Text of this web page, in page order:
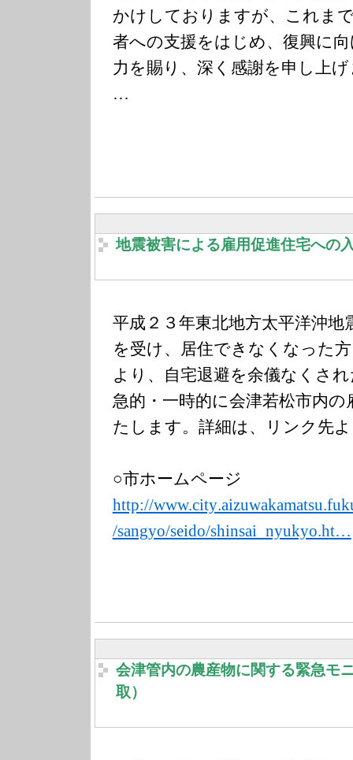
かけしておりますが、これま
者への支援をはじめ、復興に
力を賜り、深く感謝を申し上
…
地震被害による雇用促進住宅への
平成２３年東北地方太平洋沖
を受け、居住できなくなった
より、自宅退避を余儀なくさ
急的・一時的に会津若松市内
たします。詳細は、リンク先
○市ホームページ
http://www.city.aizuwakamatsu.
/sangyo/seido/shinsai_nyukyo.ht…
会津管内の農産物に関する緊急モ
取）